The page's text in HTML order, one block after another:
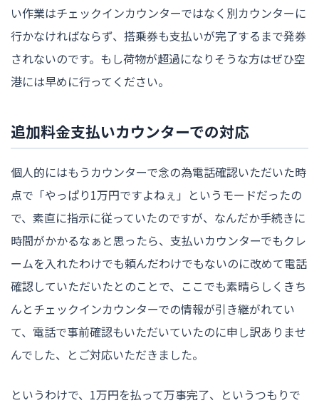
い作業はチェックインカウンターではなく別カウンターに
行かなければならず、搭乗券も支払いが完了するまで発券
されないのです。もし荷物が超過になりそうな方はぜひ空
港には早めに行ってください。
追加料金支払いカウンターでの対応
個人的にはもうカウンターで念の為電話確認いただいた時
点で「やっぱり1万円ですよねぇ」というモードだったの
で、素直に指示に従っていたのですが、なんだか手続きに
時間がかかるなぁと思ったら、支払いカウンターでもクレ
ームを入れたわけでも頼んだわけでもないのに改めて電話
確認していただいたとのことで、ここでも素晴らしくきち
んとチェックインカウンターでの情報が引き継がれてい
て、電話で事前確認もいただいていたのに申し訳ありませ
んでした、とご対応いただきました。
というわけで、1万円を払って万事完了、というつもりで